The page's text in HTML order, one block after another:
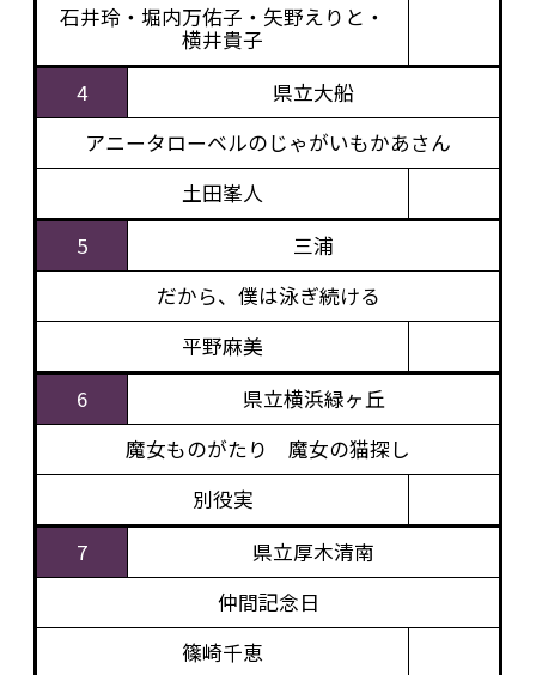
石井玲・堀内万佑子・矢野えりと・
横井貴子
4
県立大船
アニータローベルのじゃがいもかあさん
土田峯人
5
三浦
だから、僕は泳ぎ続ける
平野麻美
6
県立横浜緑ヶ丘
魔女ものがたり 魔女の猫探し
別役実
7
県立厚木清南
仲間記念日
篠崎千恵